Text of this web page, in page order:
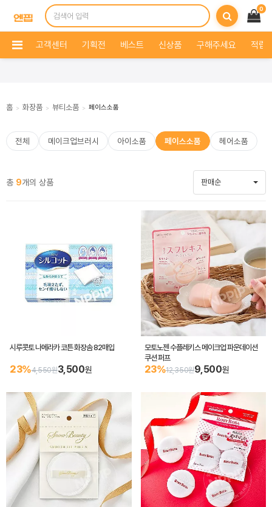
0
고객센터 기획전 베스트 신상품 구해주세요 적립
홈 > 화장품 > 뷰티소품 > 페이스소품
전체 메이크업브러시 아이소품 페이스소품 헤어소품
총 9개의 상품 판매순
시루콧토 나메라카 코튼 화장솜 82매입
23%4,550원3,500원
모토노젠 수플레키스 메이크업 파운데이션
쿠션 퍼프
23%12,350원9,500원